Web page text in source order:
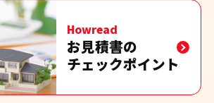
Howread
お見積書の
チェックポイント